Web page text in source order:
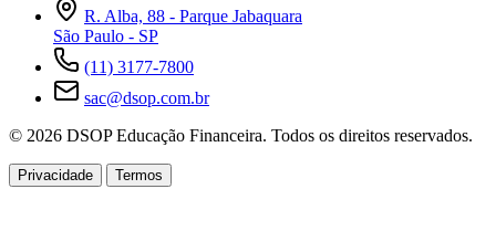
R. Alba, 88 - Parque Jabaquara
São Paulo - SP
(11) 3177-7800
sac@dsop.com.br
© 2026 DSOP Educação Financeira. Todos os direitos reservados.
Privacidade Termos